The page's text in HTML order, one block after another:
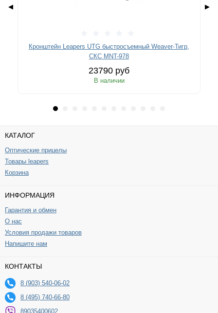
Кронштейн Leapers UTG быстросъемный Weaver-Тигр,
СКС MNT-978
23790 руб
В наличии
◀ ▶
КАТАЛОГ
Оптические прицелы
Товары leapers
Корзина
ИНФОРМАЦИЯ
Гарантия и обмен
О нас
Условия продажи товаров
Напишите нам
КОНТАКТЫ
8 (903) 540-06-02
8 (495) 740-66-80
89035400602